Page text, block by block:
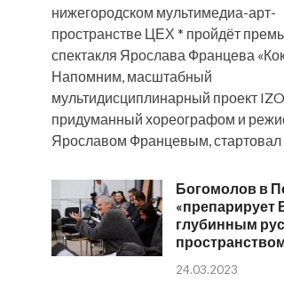
нижегородском мультимедиа-арт-
пространстве ЦЕХ * пройдёт
спектакля Ярослава Францева
Напомним, масштабный
мультидисциплинарный проект
придуманный хореографом и
Ярославом Францевым, стартовал
Богомолов в
«препарирует
глубинным
24.03.2023